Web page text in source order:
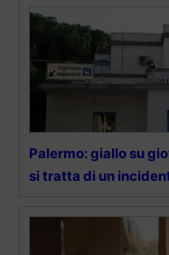
Palermo: giallo su
si tratta di un